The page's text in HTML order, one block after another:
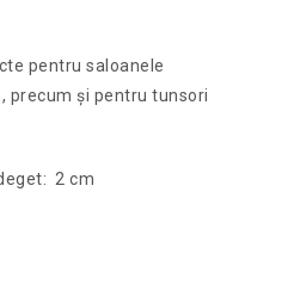
pentru saloanele
precum și pentru tunsori
2 cm